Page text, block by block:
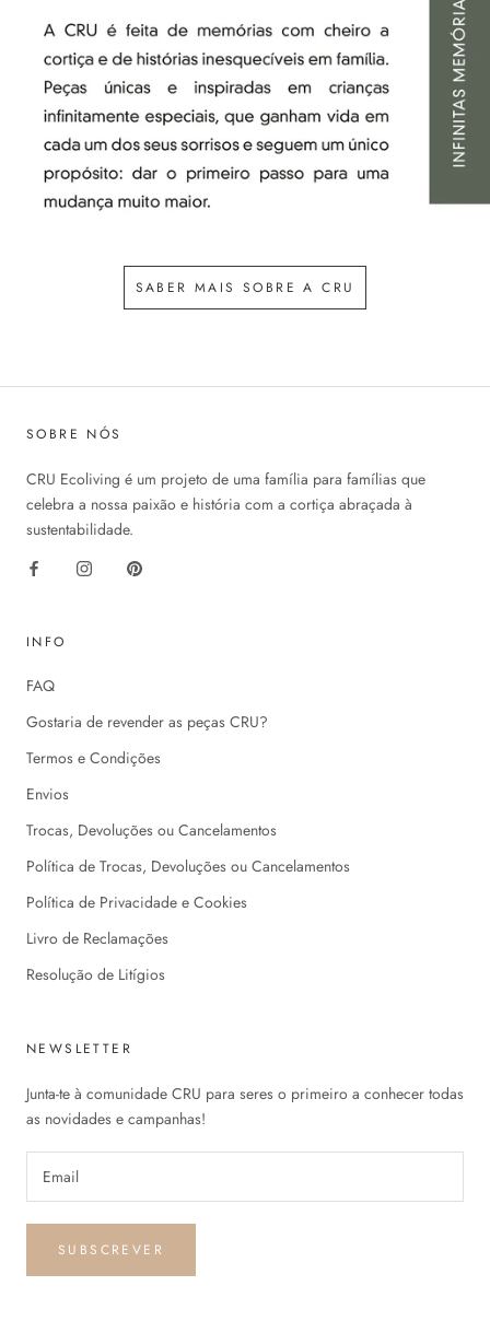
SABER MAIS SOBRE A CRU
SOBRE NÓS
CRU Ecoliving é um projeto de uma família para famílias que
celebra a nossa paixão e história com a cortiça abraçada à
sustentabilidade.
INFO
FAQ
Gostaria de revender as peças CRU?
Termos e Condições
Envios
Trocas, Devoluções ou Cancelamentos
Política de Trocas, Devoluções ou Cancelamentos
Política de Privacidade e Cookies
Livro de Reclamações
Resolução de Litígios
NEWSLETTER
Junta-te à comunidade CRU para seres o primeiro a conhecer todas
as novidades e campanhas!
SUBSCREVER